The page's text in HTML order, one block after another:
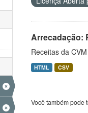
Arrecadação:
Receitas da
HTML CSV
Você também pode